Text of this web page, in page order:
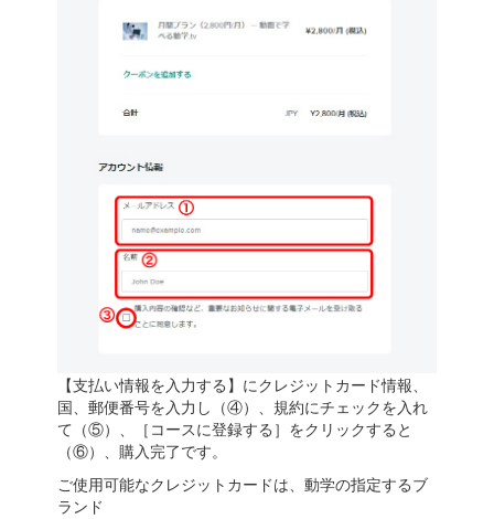
【支払い情報を入力する】にクレジットカード情報、
国、郵便番号を入力し（④）、規約にチェックを入れ
て（⑤）、［コースに登録する］をクリックすると
（⑥）、購入完了です。
ご使用可能なクレジットカードは、動学の指定するブ
ランド